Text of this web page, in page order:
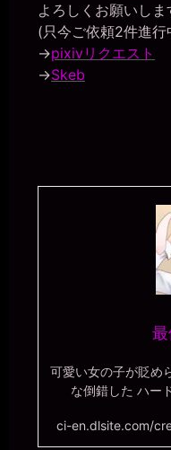
よろしくお願いしま
(只今ご依頼2件進行
→pixivリクエスト
→Skeb
可愛い女の子が貶め
な倒錯した ハー
ci-en.dlsite.com/